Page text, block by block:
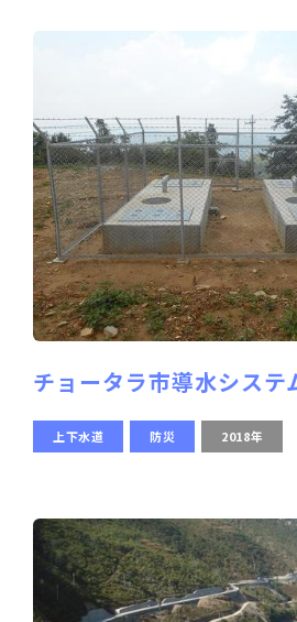
チョータラ市導水システ
上下水道 防災 2018年